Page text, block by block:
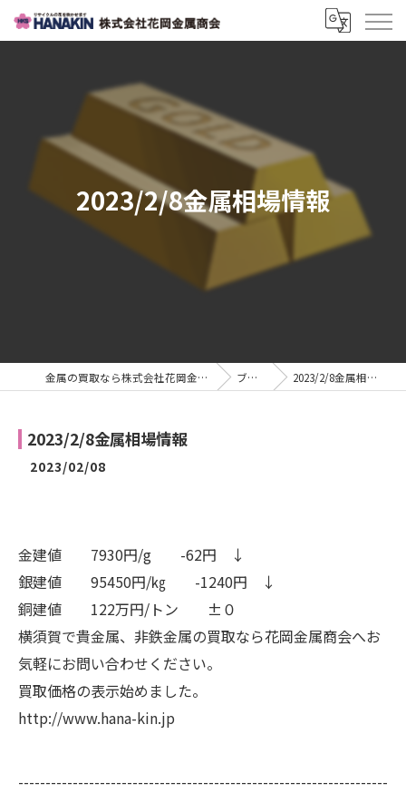
2023/2/8金属相場情報
金属の買取なら株式会社花岡金属商会 ブログ 2023/2/8金属相場情報
2023/2/8金属相場情報
2023/02/08
金建値 7930円/g -62円 ↓
銀建値 95450円/㎏ -1240円 ↓
銅建値 122万円/トン ±０
横須賀で貴金属、非鉄金属の買取なら花岡金属商会へお
気軽にお問い合わせください。
買取価格の表示始めました。
http://www.hana-kin.jp
--------------------------------------------------------------------